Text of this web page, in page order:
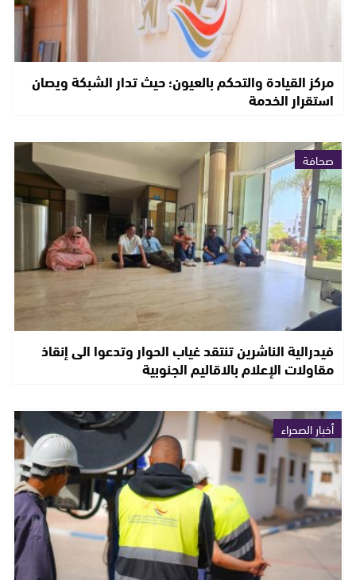
مركز القيادة والتحكم بالعيون؛ حيث تدار الشبكة ويصان
استقرار الخدمة
صحافة
فيدرالية الناشرين تنتقد غياب الحوار وتدعوا الى إنقاذ
مقاولات الإعلام بالاقاليم الجنوبية
أخبار الصحراء